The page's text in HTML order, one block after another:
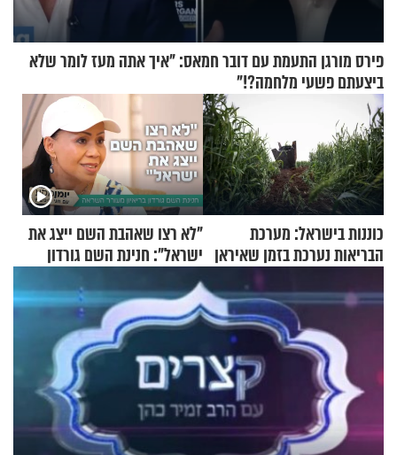
פירס מורגן התעמת עם דובר חמאס: "איך אתה מעז לומר שלא
ביצעתם פשעי מלחמה?!"
כוננות בישראל: מערכת
הבריאות נערכת בזמן שאיראן
"לא רצו שאהבת השם ייצג את
ישראל": חנינת השם גורדון
בריאיון מעורר השראה